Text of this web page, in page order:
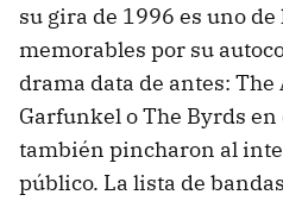
su gira de 1996 es uno de
memorables por su
drama data de antes:
Garfunkel o The Byrds
también pincharon al
público. La lista de